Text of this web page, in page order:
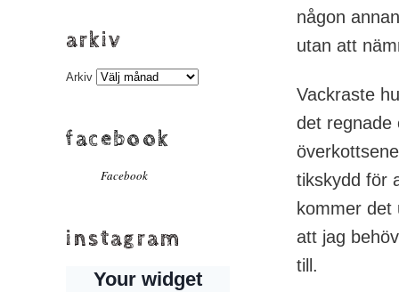
någon
utan att
Vackraste
det regnade
tikskydd för
kommer det
att jag
till.
arkiv
Arkiv
facebook
Facebook
instagram